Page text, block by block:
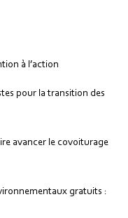
à l’action
pour la transition des
avancer le covoiturage
gratuits :